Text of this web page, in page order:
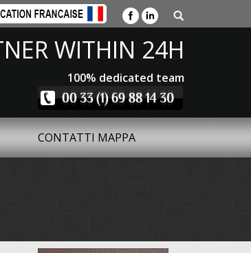
WITHIN 24H
100% dedicated team
CONTATTI MAPPA